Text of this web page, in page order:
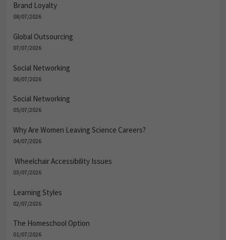
Brand Loyalty
08/07/2026
Global Outsourcing
07/07/2026
Social Networking
06/07/2026
Social Networking
05/07/2026
Why Are Women Leaving Science Careers?
04/07/2026
Wheelchair Accessibility Issues
03/07/2026
Learning Styles
02/07/2026
The Homeschool Option
01/07/2026